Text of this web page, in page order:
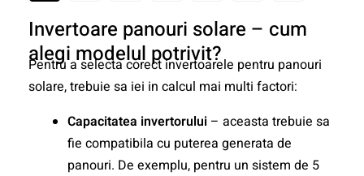
Invertoare panouri solare – cum
alegi modelul potrivit?
Pentru a selecta corect invertoarele pentru panouri
solare, trebuie sa iei in calcul mai multi factori:
Capacitatea invertorului – aceasta trebuie sa
fie compatibila cu puterea generata de
panouri. De exemplu, pentru un sistem de 5